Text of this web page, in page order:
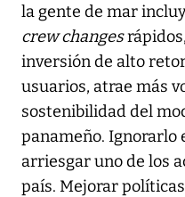
la gente de mar
crew changesrápidos,
inversión de alto
usuarios, atrae más
sostenibilidad del
panameño. Ignorarlo
arriesgar uno de los
país. Mejorar